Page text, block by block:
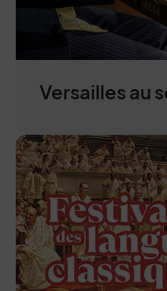
Versailles au